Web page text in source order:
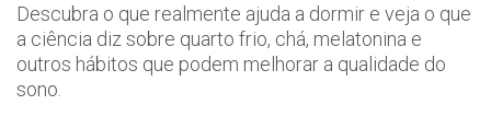
Descubra o que realmente ajuda a dormir e veja o que
a ciência diz sobre quarto frio, chá, melatonina e
outros hábitos que podem melhorar a qualidade do
sono.